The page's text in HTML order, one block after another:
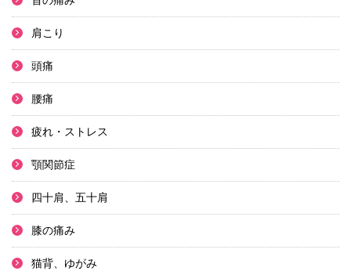
肩こり
頭痛
腰痛
疲れ・ストレス
顎関節症
四十肩、五十肩
膝の痛み
猫背、ゆがみ